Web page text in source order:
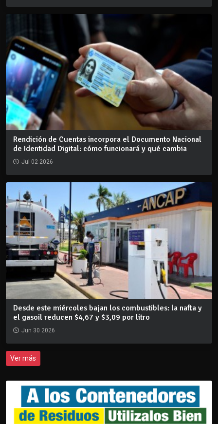
Rendición de Cuentas incorpora el Documento Nacional
de Identidad Digital: cómo funcionará y qué cambia
Jul 02 2026
Desde este miércoles bajan los combustibles: la nafta y
el gasoil reducen $4,67 y $3,09 por litro
Jun 30 2026
Ver más